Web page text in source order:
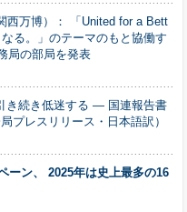
西万博）： 「United for a Bett
る。」のテーマのもと協働す
局の部局を発表
き続き低迷する — 国連報告書
プレスリリース・日本語訳）
ーン、 2025年は史上最多の16